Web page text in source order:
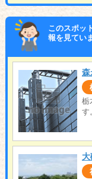
このスポッ
報を見てい
森
栃
す
大